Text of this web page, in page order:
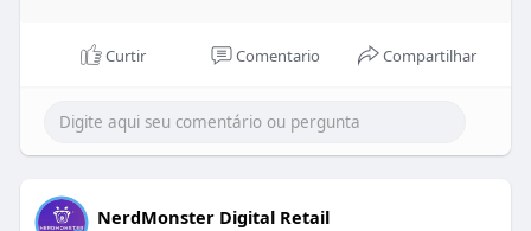
Curtir Comentario Compartilhar
NerdMonster Digital Retail